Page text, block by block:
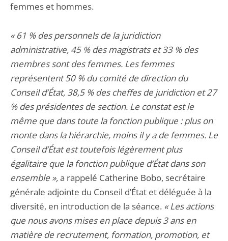
femmes et hommes.
« 61 % des personnels de la juridiction
administrative, 45 % des magistrats et 33 % des
membres sont des femmes. Les femmes
représentent 50 % du comité de direction du
Conseil d’État, 38,5 % des cheffes de juridiction et 27
% des présidentes de section. Le constat est le
même que dans toute la fonction publique : plus on
monte dans la hiérarchie, moins il y a de femmes. Le
Conseil d’État est toutefois légèrement plus
égalitaire que la fonction publique d’État dans son
ensemble »,a rappelé Catherine Bobo, secrétaire
générale adjointe du Conseil d’État et déléguée à la
diversité, en introduction de la séance. « Les actions
que nous avons mises en place depuis 3 ans en
matière de recrutement, formation, promotion, et